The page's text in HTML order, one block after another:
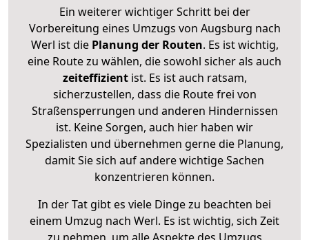
Ein weiterer wichtiger Schritt bei der
Vorbereitung eines Umzugs von Augsburg nach
Werl ist diePlanung der Routen. Es ist wichtig,
eine Route zu wählen, die sowohl sicher als auch
zeiteffizientist. Es ist auch ratsam,
sicherzustellen, dass die Route frei von
Straßensperrungen und anderen Hindernissen
ist. Keine Sorgen, auch hier haben wir
Spezialisten und übernehmen gerne die Planung,
damit Sie sich auf andere wichtige Sachen
konzentrieren können.
In der Tat gibt es viele Dinge zu beachten bei
einem Umzug nach Werl. Es ist wichtig, sich Zeit